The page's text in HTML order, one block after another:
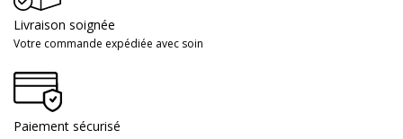
Livraison soignée
Votre commande expédiée avec soin
Paiement sécurisé